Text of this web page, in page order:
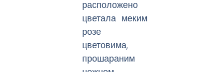
расположено
цветала меким
розе
цветовима,
прошараним